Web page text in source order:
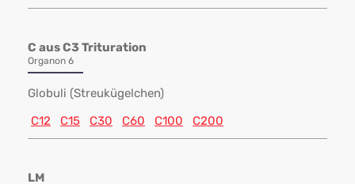
C aus C3 Trituration
Organon 6
Globuli (Streukügelchen)
C12
C15 C30 C60 C100 C200
LM